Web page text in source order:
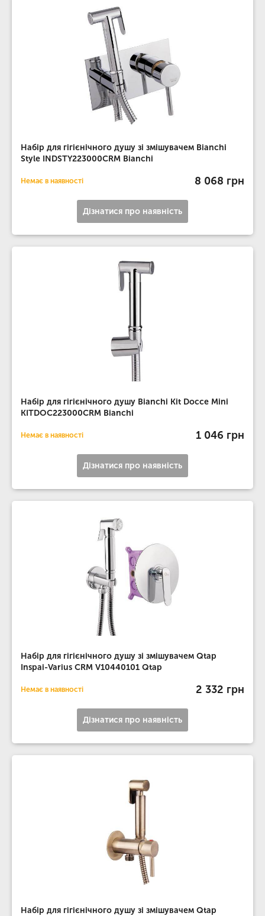
Набір для гігієнічного душу зі змішувачем Bianchi
Style INDSTY223000CRM Bianchi
Немає в наявності 8 068 грн
Дізнатися про наявність
Набір для гігієнічного душу Bianchi Kit Docce Mini
KITDOC223000CRM Bianchi
Немає в наявності 1 046 грн
Дізнатися про наявність
Набір для гігієнічного душу зі змішувачем Qtap
Inspai-Varius CRM V10440101 Qtap
Немає в наявності 2 332 грн
Дізнатися про наявність
Набір для гігієнічного душу зі змішувачем Qtap